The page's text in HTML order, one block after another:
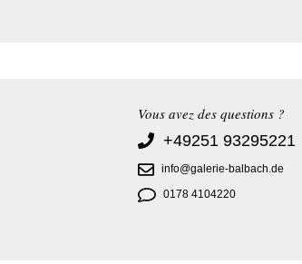
Vous avez des questions ?
+49251 93295221
info@galerie-balbach.de
0178 4104220